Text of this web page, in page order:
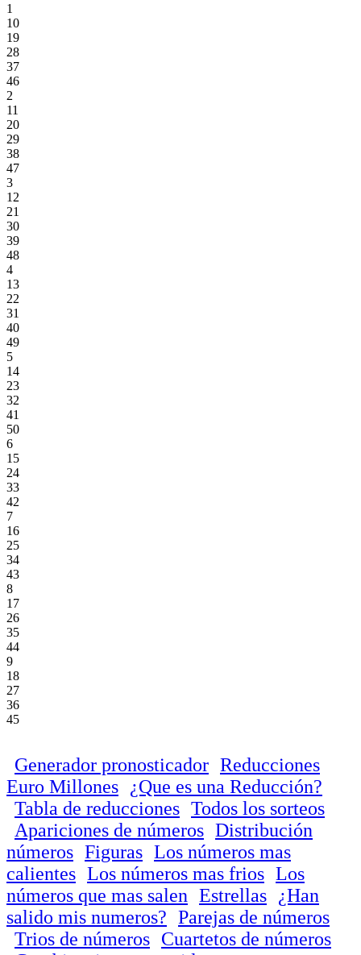
1
10
19
28
37
46
2
11
20
29
38
47
3
12
21
30
39
48
4
13
22
31
40
49
5
14
23
32
41
50
6
15
24
33
42
7
16
25
34
43
8
17
26
35
44
9
18
27
36
45
Generador pronosticador Reducciones
Euro Millones
¿Que es una Reducción?
Tabla de reducciones Todos los sorteos
Apariciones de números Distribución
números Figuras Los números mas
calientes Los números mas frios Los
números que mas salen Estrellas
¿Han
salido mis numeros? Parejas de números
Trios de números Cuartetos de números